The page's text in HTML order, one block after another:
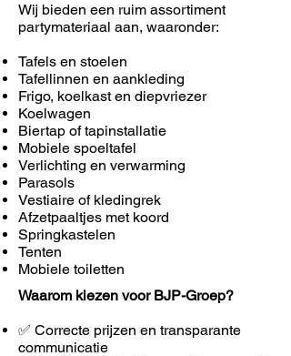
Wij bieden een ruim assortiment
partymateriaal aan, waaronder:
Tafels en stoelen
Tafellinnen en aankleding
Frigo, koelkast en diepvriezer
Koelwagen
Biertap of tapinstallatie
Mobiele spoeltafel
Verlichting en verwarming
Parasols
Vestiaire of kledingrek
Afzetpaaltjes met koord
Springkastelen
Tenten
Mobiele toiletten
Waarom kiezen voor BJP-Groep?
✅ Correcte prijzen en transparante
communicatie